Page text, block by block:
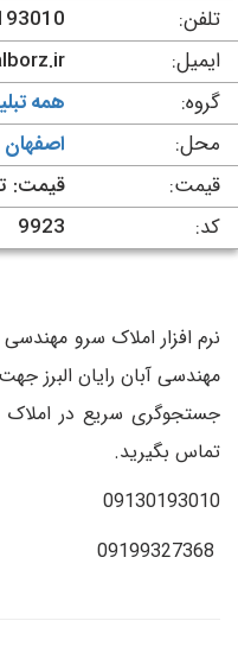
تلفن:
ایمیل:
گروه:
همه
محل:
قیمت:
قیمت:
کد:
9923
نرم افزار املاک سرو
مهندسی آبان رایان البرز
جستجوگری سریع در املاک
تماس بگیرید.
09130193010